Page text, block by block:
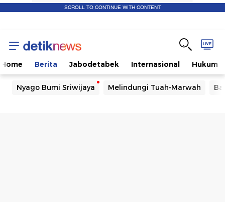
SCROLL TO CONTINUE WITH CONTENT
Home Berita Jabodetabek Internasional Hukum
Nyago Bumi Sriwijaya Melindungi Tuah-Marwah